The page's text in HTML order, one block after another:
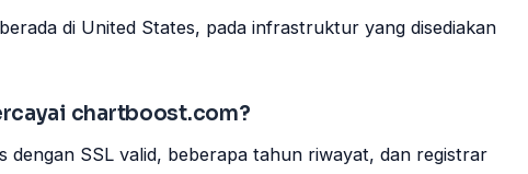
berada di United States, pada infrastruktur yang disediakan
chartboost.com?
dengan SSL valid, beberapa tahun riwayat, dan registrar